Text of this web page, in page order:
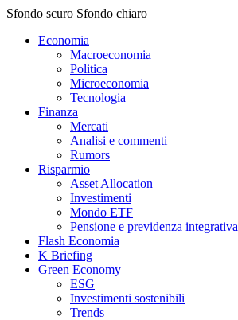
Sfondo scuro Sfondo chiaro
Economia
Macroeconomia
Politica
Microeconomia
Tecnologia
Finanza
Mercati
Analisi e commenti
Rumors
Risparmio
Asset Allocation
Investimenti
Mondo ETF
Pensione e previdenza integrativa
Flash Economia
K Briefing
Green Economy
ESG
Investimenti sostenibili
Trends